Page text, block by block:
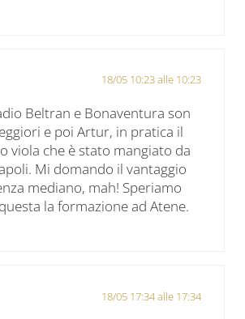
18/05 10:23 alle 10:23
Beltran e Bonaventura son
e poi Artur, in pratica il
viola che è stato mangiato da
Mi domando il vantaggio
mediano, mah! Speriamo
la formazione ad Atene.
18/05 17:34 alle 17:34